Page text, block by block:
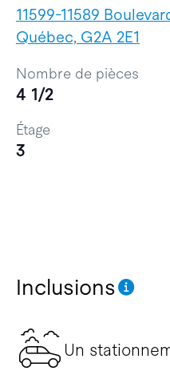
11599-11589
Québec, G2A 2E1
Inclusions
Un
Nombre de pièces
4 1/2
Étage
3